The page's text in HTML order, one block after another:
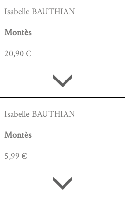
Isabelle BAUTHIAN
Montès
20,90 €
Isabelle BAUTHIAN
Montès
5,99 €